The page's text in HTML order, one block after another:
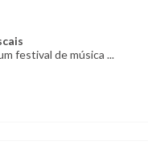
festival de música ...